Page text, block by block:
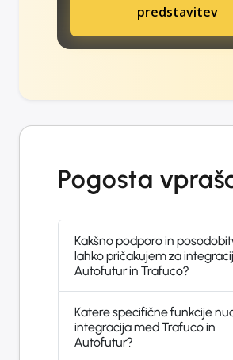
predstavitev
Pogosta
Kakšno podporo in
lahko pričakujem za
Autofutur in Trafuco?
Katere specifične funkcije
integracija med Trafuco in
Autofutur?